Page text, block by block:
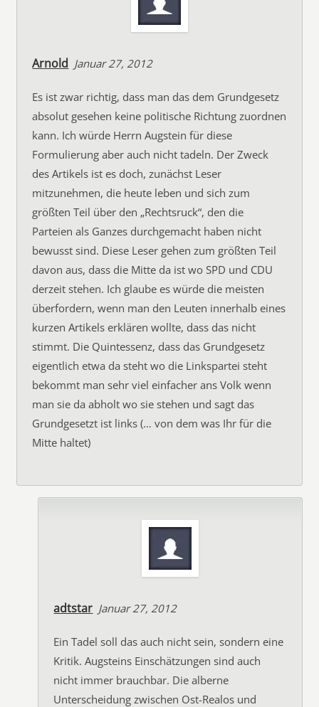
Arnold Januar 27, 2012
Es ist zwar richtig, dass man das dem Grundgesetz
absolut gesehen keine politische Richtung zuordnen
kann. Ich würde Herrn Augstein für diese
Formulierung aber auch nicht tadeln. Der Zweck
des Artikels ist es doch, zunächst Leser
mitzunehmen, die heute leben und sich zum
größten Teil über den „Rechtsruck“, den die
Parteien als Ganzes durchgemacht haben nicht
bewusst sind. Diese Leser gehen zum größten Teil
davon aus, dass die Mitte da ist wo SPD und CDU
derzeit stehen. Ich glaube es würde die meisten
überfordern, wenn man den Leuten innerhalb eines
kurzen Artikels erklären wollte, dass das nicht
stimmt. Die Quintessenz, dass das Grundgesetz
eigentlich etwa da steht wo die Linkspartei steht
bekommt man sehr viel einfacher ans Volk wenn
man sie da abholt wo sie stehen und sagt das
Grundgesetzt ist links (… von dem was Ihr für die
Mitte haltet)
adtstar Januar 27, 2012
Ein Tadel soll das auch nicht sein, sondern eine
Kritik. Augsteins Einschätzungen sind auch
nicht immer brauchbar. Die alberne
Unterscheidung zwischen Ost-Realos und